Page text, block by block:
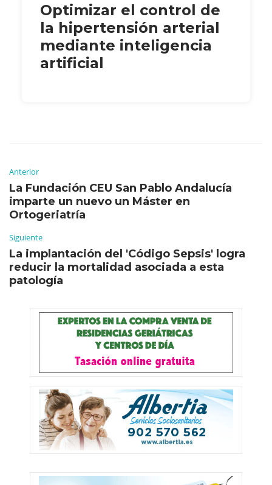
Optimizar el control de
la hipertensión arterial
mediante inteligencia
artificial
Anterior
La Fundación CEU San Pablo Andalucía
imparte un nuevo un Máster en
Ortogeriatría
Siguiente
La implantación del 'Código Sepsis' logra
reducir la mortalidad asociada a esta
patología